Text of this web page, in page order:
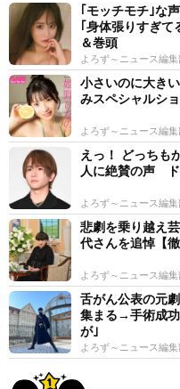
｢モッチモチ｣な
｢身体張りすぎ
＆巻頭
よろず～ニュース編集
小さいのに大き
みスペシャルシ
よろず～ニュース編集
えっ！ どっちも
人に絶賛の声
よろず～ニュース編集
悲劇を乗り越え
代さんを追悼【徹
よろず～ニュース編集
舌がん公表の元
集まる→手術成
が｣
よろず～ニュース編集